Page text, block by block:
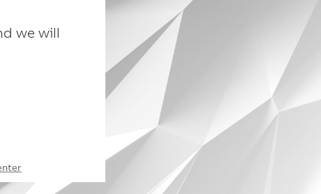
we will